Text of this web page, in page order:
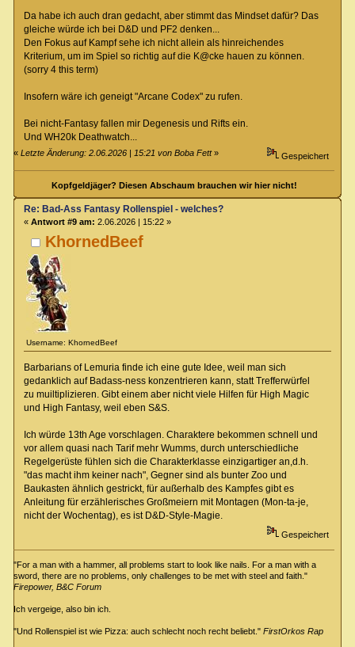
Da habe ich auch dran gedacht, aber stimmt das Mindset dafür? Das
gleiche würde ich bei D&D und PF2 denken...
Den Fokus auf Kampf sehe ich nicht allein als hinreichendes
Kriterium, um im Spiel so richtig auf die K@cke hauen zu können.
(sorry 4 this term)
Insofern wäre ich geneigt "Arcane Codex" zu rufen.
Bei nicht-Fantasy fallen mir Degenesis und Rifts ein.
Und WH20k Deathwatch...
«Letzte Änderung: 2.06.2026 | 15:21 von Boba Fett» Gespeichert
Kopfgeldjäger? Diesen Abschaum brauchen wir hier nicht!
KhornedBeef
Username: KhornedBeef
Re: Bad-Ass Fantasy Rollenspiel - welches?
« Antwort #9 am: 2.06.2026 | 15:22 »
Barbarians of Lemuria finde ich eine gute Idee, weil man sich
gedanklich auf Badass-ness konzentrieren kann, statt Trefferwürfel
zu muiltiplizieren. Gibt einem aber nicht viele Hilfen für High Magic
und High Fantasy, weil eben S&S.
Ich würde 13th Age vorschlagen. Charaktere bekommen schnell und
vor allem quasi nach Tarif mehr Wumms, durch unterschiedliche
Regelgerüste fühlen sich die Charakterklasse einzigartiger an,d.h.
"das macht ihm keiner nach", Gegner sind als bunter Zoo und
Baukasten ähnlich gestrickt, für außerhalb des Kampfes gibt es
Anleitung für erzählerisches Großmeiern mit Montagen (Mon-ta-je,
nicht der Wochentag), es ist D&D-Style-Magie.
Gespeichert
"For a man with a hammer, all problems start to look like nails. For a man with a
sword, there are no problems, only challenges to be met with steel and faith."
Firepower, B&C Forum
Ich vergeige, also bin ich.
"Und Rollenspiel ist wie Pizza: auch schlecht noch recht beliebt."FirstOrkos Rap